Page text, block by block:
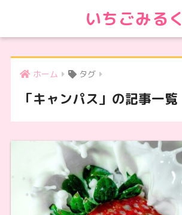
いちごみるく
ホーム タグ
「キャンパス」の記事一覧